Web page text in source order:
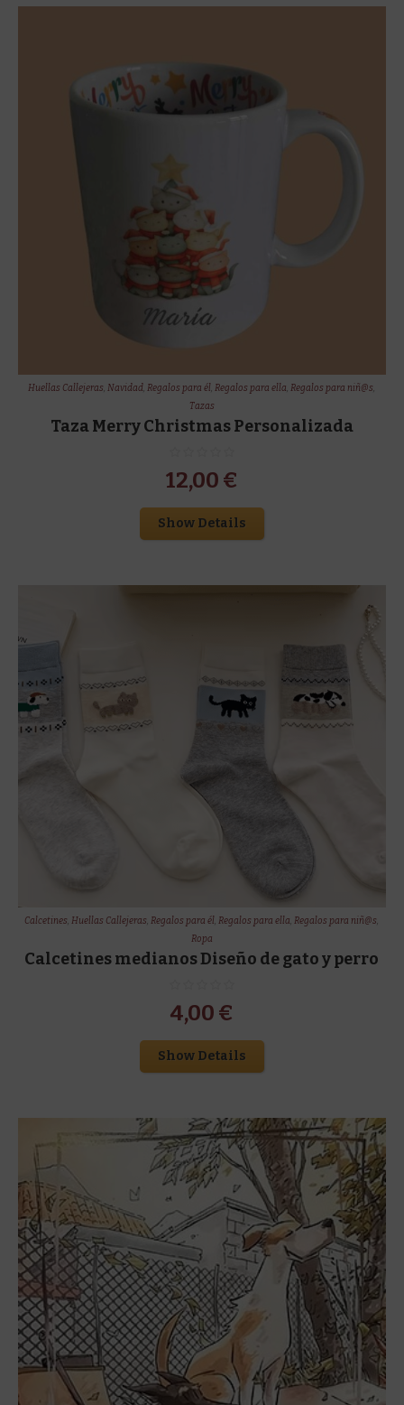
Huellas Callejeras,Navidad,Regalos para él,Regalos para ella,Regalos para niñ@s,
Tazas
Taza Merry Christmas Personalizada
12,00 €
Show Details
Calcetines,Huellas Callejeras,Regalos para él,Regalos para ella,Regalos para niñ@s,
Ropa
Calcetines medianos Diseño de gato y perro
4,00 €
Show Details